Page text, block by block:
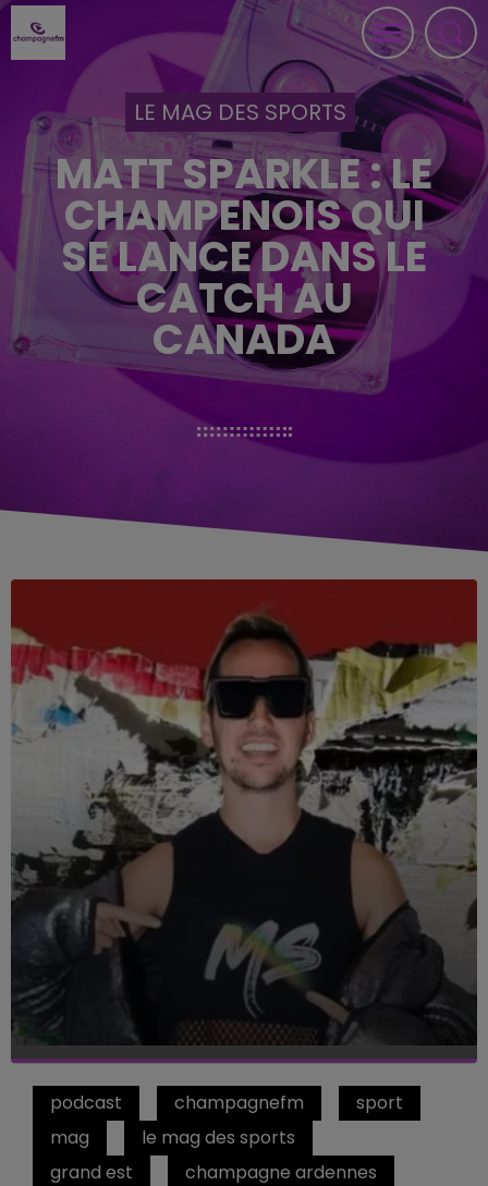
LE MAG DES SPORTS
MATT SPARKLE : LE
CHAMPENOIS QUI
SE LANCE DANS LE
CATCH AU
CANADA
podcast champagnefm
sport
mag
le mag des sports
grand est
champagne ardennes